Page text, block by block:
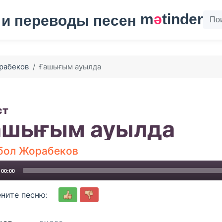
mәtinder
Ғашығым ауылда
ауылда
Жорабеков
00:00
песню: